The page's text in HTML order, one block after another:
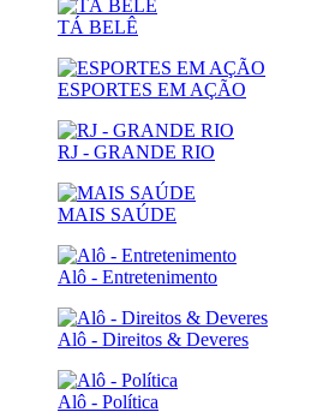
TÁ BELÊ
ESPORTES EM AÇÃO
RJ - GRANDE RIO
MAIS SAÚDE
Alô - Entretenimento
Alô - Direitos & Deveres
Alô - Política